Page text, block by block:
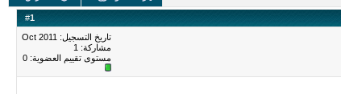
#1
تاريخ التسجيل: Oct 2011
مشاركة: 1
مستوى تقييم العضوية: 0